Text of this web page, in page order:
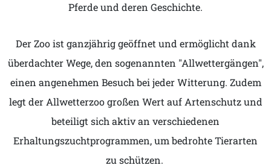
Pferde und deren Geschichte.
Der Zoo ist ganzjährig geöffnet und ermöglicht dank
überdachter Wege, den sogenannten "Allwettergängen",
einen angenehmen Besuch bei jeder Witterung. Zudem
legt der Allwetterzoo großen Wert auf Artenschutz und
beteiligt sich aktiv an verschiedenen
Erhaltungszuchtprogrammen, um bedrohte Tierarten
zu schützen. ​